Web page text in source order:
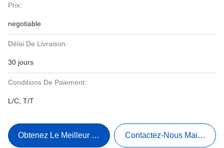
Prix:
negotiable
Délai De Livraison:
30 jours
Conditions De Paiement:
L/C, T/T
Obtenez Le Meilleur Prix Contactez-Nous Maintenant